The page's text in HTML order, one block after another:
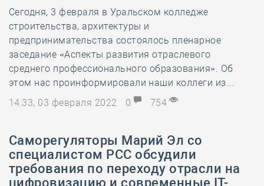
Сегодня, 3 февраля в Уральском колледже
строительства, архитектуры и
предпринимательства состоялось пленарное
заседание «Аспекты развития отраслевого
среднего профессионального образования». Об
этом нас проинформировали наши коллеги из...
14:33, 03 февраля 2022
0 754
Саморегуляторы Марий Эл со
специалистом РСС обсудили
требования по переходу отрасли на
цифровизацию и современные IT-